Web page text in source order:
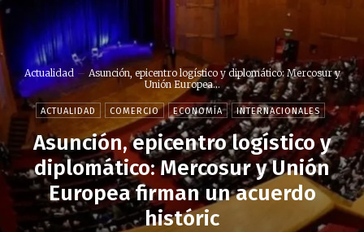
Actualidad
Asunción, epicentro logístico y diplomático: Mercosur y
Unión Europea...
ACTUALIDAD COMERCIO ECONOMÍA INTERNACIONALES
Asunción, epicentro logístico y
diplomático: Mercosur y Unión
Europea firman un acuerdo
históric